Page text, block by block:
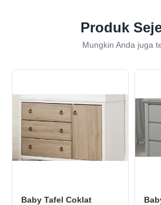
Produk
Mungkin Anda juga
Baby Tafel Coklat